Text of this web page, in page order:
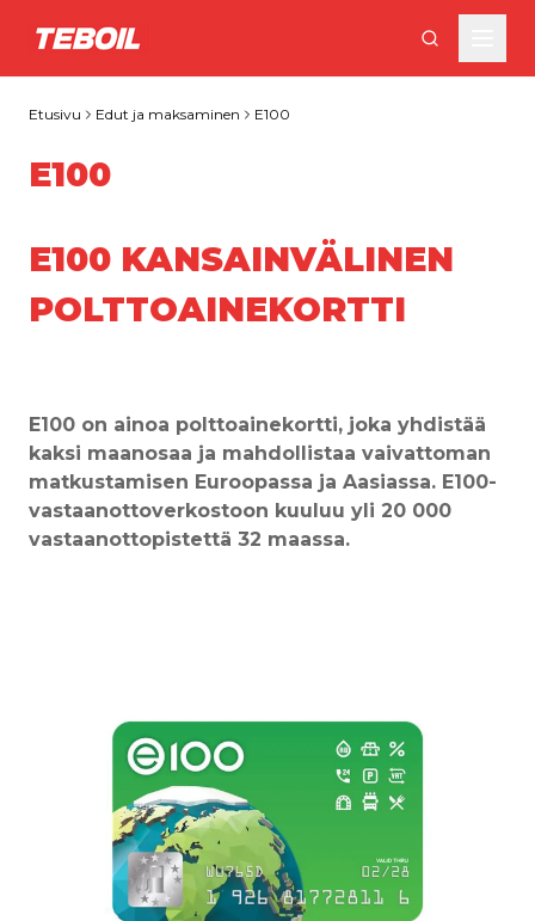
Siirry pääsisältöön
Etusivu Edut ja maksaminen E100
E100
E100 KANSAINVÄLINEN
POLTTOAINEKORTTI
E100 on ainoa polttoainekortti, joka yhdistää
kaksi maanosaa ja mahdollistaa vaivattoman
matkustamisen Euroopassa ja Aasiassa. E100-
vastaanottoverkostoon kuuluu yli 20 000
vastaanottopistettä 32 maassa.